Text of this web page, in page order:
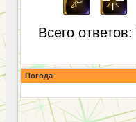
Всего ответов:
Погода